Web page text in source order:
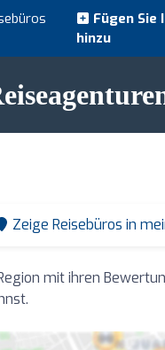
Fügen
hinzu
Zeige Reisebüros in
mit ihren